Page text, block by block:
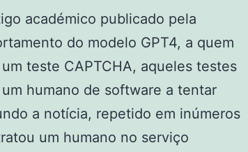
académico publicado pela
do modelo GPT4, a quem
teste CAPTCHA, aqueles testes
humano de software a tentar
a notícia, repetido em inúmeros
um humano no serviço